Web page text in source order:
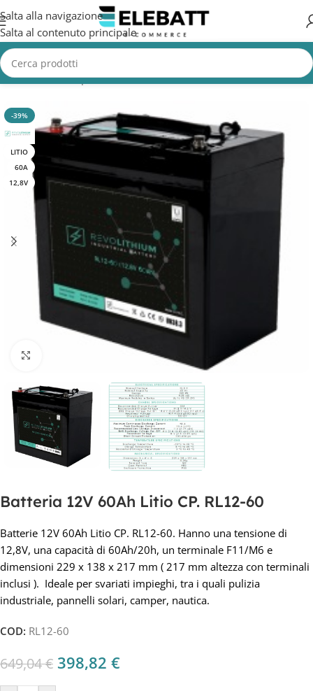
Salta alla navigazione
Salta al contenuto principale
Home/Batterie per Pulizia Industriale
-39%
LITIO
60A
12,8V
Clicca per ingrandire
Batteria 12V 60Ah Litio CP. RL12-60
Batterie 12V 60Ah Litio CP. RL12-60. Hanno una tensione di
12,8V, una capacità di 60Ah/20h, un terminale F11/M6 e
dimensioni 229 x 138 x 217 mm ( 217 mm altezza con terminali
inclusi ). Ideale per svariati impieghi, tra i quali pulizia
industriale, pannelli solari, camper, nautica.
COD: RL12-60
649,04€ 398,82 €